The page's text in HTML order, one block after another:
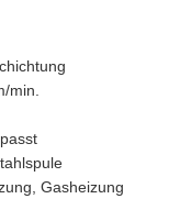
min.
Gasheizung